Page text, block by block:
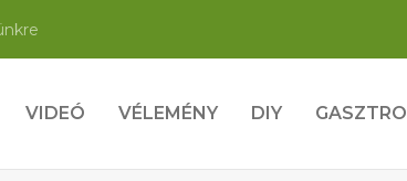
VIDEÓ VÉLEMÉNY DIY GASZTRO